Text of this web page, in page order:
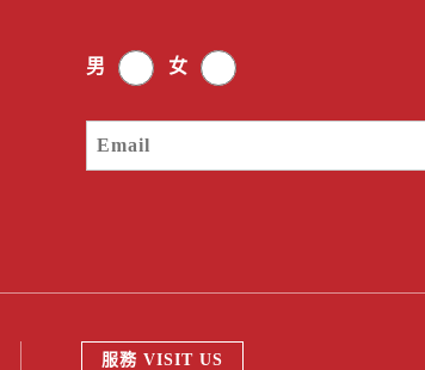
男 女
服務 VISIT US